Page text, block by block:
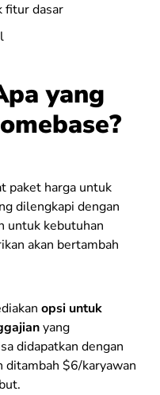
fitur dasar
yang
paket harga untuk
dilengkapi dengan
untuk kebutuhan
akan bertambah
opsi untuk
yang
didapatkan dengan
ditambah $6/karyawan